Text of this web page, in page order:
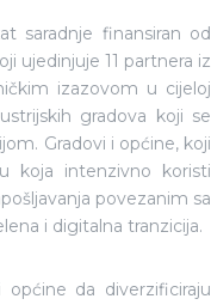
saradnje finansiran od
ujedinjuje 11 partnera iz
izazovom u cijeloj
gradova koji se
Gradovi i općine, koji
koja intenzivno koristi
povezanim sa
i digitalna tranzicija.
da diverzificiraju